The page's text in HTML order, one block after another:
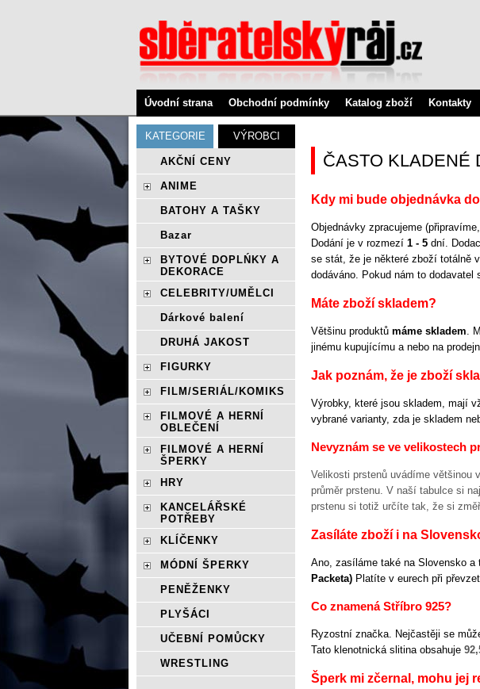
Úvodní strana Obchodní podmínky Katalog zboží Kontakty
ČASTO KLADENÉ
Kdy mi bude objednávka
Objednávky zpracujeme
Dodání je v rozmezí 1 - 5 dní.
se stát, že je některé zboží totálně
dodáváno. Pokud nám to
Máte zboží skladem?
Většinu produktů máme skladem .
jinému kupujícímu a nebo na
Jak poznám, že je zboží
Výrobky, které jsou skladem, mají
vybrané varianty, zda je skladem
Nevyznám se ve velikostech
Velikosti prstenů uvádíme většinou
průměr prstenu. V naší tabulce si
prstenu si totiž určíte tak, že si
Zasíláte zboží i na
Ano, zasíláme také na Slovensko a
Packeta) Platíte v eurech při
Co znamená Stříbro 925?
Ryzostní značka. Nejčastěji se
Tato klenotnická slitina obsahuje
Šperk mi zčernal, mohu jej
KATEGORIE VÝROBCI
AKČNÍ CENY
ANIME
BATOHY A TAŠKY
Bazar
BYTOVÉ DOPLŃKY A
DEKORACE
CELEBRITY/UMĚLCI
Dárkové balení
DRUHÁ JAKOST
FIGURKY
FILM/SERIÁL/KOMIKS
FILMOVÉ A HERNÍ
OBLEČENÍ
FILMOVÉ A HERNÍ
ŠPERKY
HRY
KANCELÁŘSKÉ
POTŘEBY
KLÍČENKY
MÓDNÍ ŠPERKY
PENĚŽENKY
PLYŠÁCI
UČEBNÍ POMŮCKY
WRESTLING